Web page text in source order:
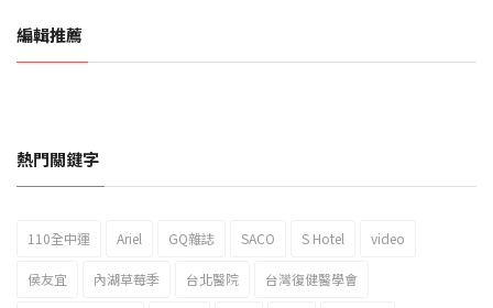
編輯推薦
2023新北市北海岸國際風箏節「風在石起」霸氣回歸
熱門關鍵字
110全中運 Ariel GQ雜誌 SACO S Hotel video
侯友宜 內湖草莓季 台北醫院 台灣復健醫學會